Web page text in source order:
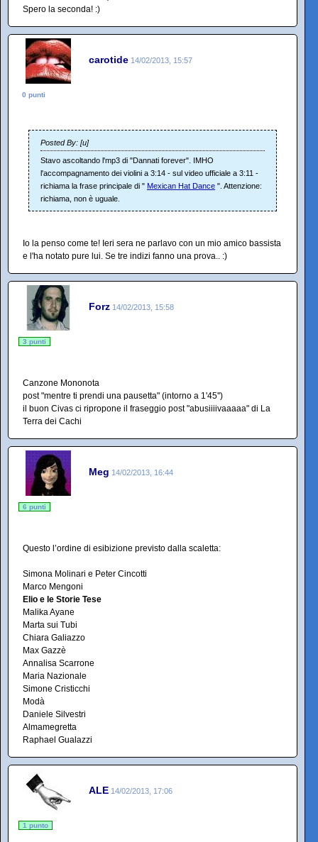
Spero la seconda! :)
carotide 14/02/2013, 15:57
0 punti
Posted By: [u]
Stavo ascoltando l'mp3 di "Dannati forever". IMHO
l'accompagnamento dei violini a 3:14 - sul video ufficiale a 3:11 -
richiama la frase principale di " Mexican Hat Dance ". Attenzione:
richiama, non è uguale.
Io la penso come te! Ieri sera ne parlavo con un mio amico bassista
e l'ha notato pure lui. Se tre indizi fanno una prova.. :)
Forz 14/02/2013, 15:58
3 punti
Canzone Mononota
post "mentre ti prendi una pausetta" (intorno a 1'45'')
il buon Civas ci ripropone il fraseggio post "abusiiiivaaaaa" di La
Terra dei Cachi
Meg 14/02/2013, 16:44
6 punti
Questo l’ordine di esibizione previsto dalla scaletta:
Simona Molinari e Peter Cincotti
Marco Mengoni
Elio e le Storie Tese
Malika Ayane
Marta sui Tubi
Chiara Galiazzo
Max Gazzè
Annalisa Scarrone
Maria Nazionale
Simone Cristicchi
Modà
Daniele Silvestri
Almamegretta
Raphael Gualazzi
ALE 14/02/2013, 17:06
1 punto